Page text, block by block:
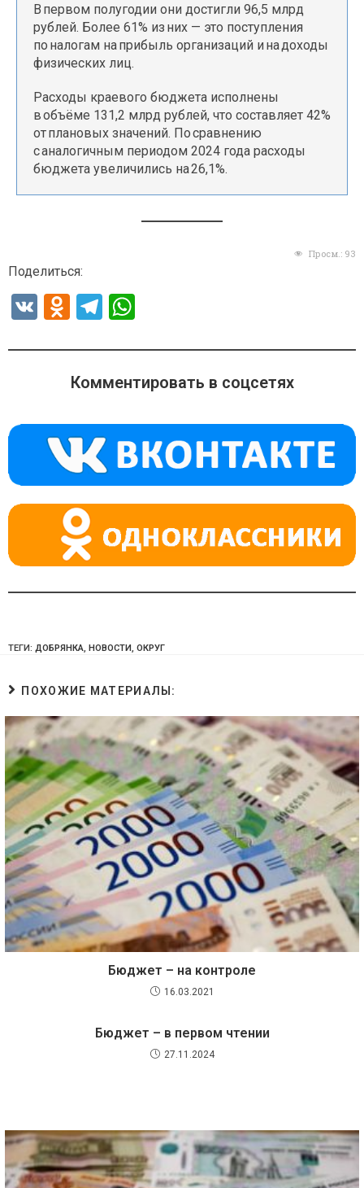
В первом полугодии они достигли 96,5 млрд
рублей. Более 61% из них — это поступления
по налогам на прибыль организаций и на доходы
физических лиц.
Расходы краевого бюджета исполнены
в объёме 131,2 млрд рублей, что составляет 42%
от плановых значений. По сравнению
с аналогичным периодом 2024 года расходы
бюджета увеличились на 26,1%.
Просм.: 93
Поделиться:
V
O
n
o
a
ss
ni
ki
T
e
gr
m
at
s
p
p
Комментировать в соцсетях
ТЕГИ: ДОБРЯНКА, НОВОСТИ, ОКРУГ
ПОХОЖИЕ МАТЕРИАЛЫ:
Бюджет – на контроле
16.03.2021
Бюджет – в первом чтении
27.11.2024